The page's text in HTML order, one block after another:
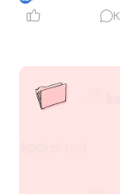
роботодавцем.